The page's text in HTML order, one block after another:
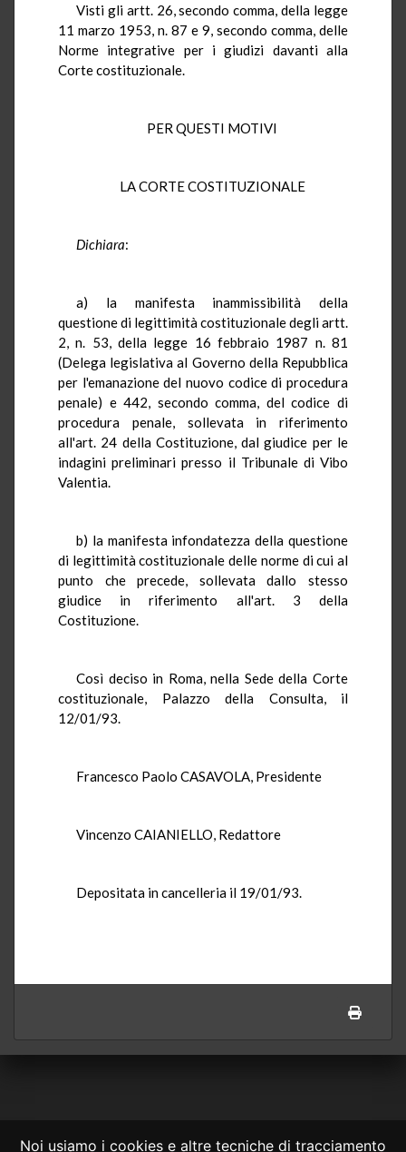
Noi usiamo i cookies e altre tecniche di tracciamento
Visti gli artt. 26, secondo comma, della legge
11 marzo 1953, n. 87 e 9, secondo comma, delle
Norme integrative per i giudizi davanti alla
Corte costituzionale.
PER QUESTI MOTIVI
LA CORTE COSTITUZIONALE
Dichiara:
a) la manifesta inammissibilità della
questione di legittimità costituzionale degli artt.
2, n. 53, della legge 16 febbraio 1987 n. 81
(Delega legislativa al Governo della Repubblica
per l'emanazione del nuovo codice di procedura
penale) e 442, secondo comma, del codice di
procedura penale, sollevata in riferimento
all'art. 24 della Costituzione, dal giudice per le
indagini preliminari presso il Tribunale di Vibo
Valentia.
b) la manifesta infondatezza della questione
di legittimità costituzionale delle norme di cui al
punto che precede, sollevata dallo stesso
giudice in riferimento all'art. 3 della
Costituzione.
Così deciso in Roma, nella Sede della Corte
costituzionale, Palazzo della Consulta, il
12/01/93.
Francesco Paolo CASAVOLA, Presidente
Vincenzo CAIANIELLO, Redattore
Depositata in cancelleria il 19/01/93.